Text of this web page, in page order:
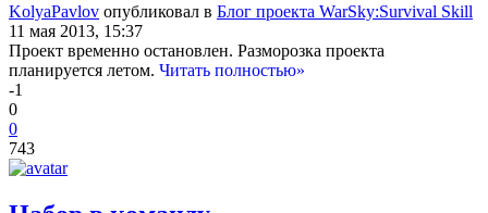
KolyaPavlov опубликовал в Блог проекта WarSky:Survival Skill
11 мая 2013, 15:37
Проект временно остановлен. Разморозка проекта
планируется летом. Читать полностью»
-1
0
0
743